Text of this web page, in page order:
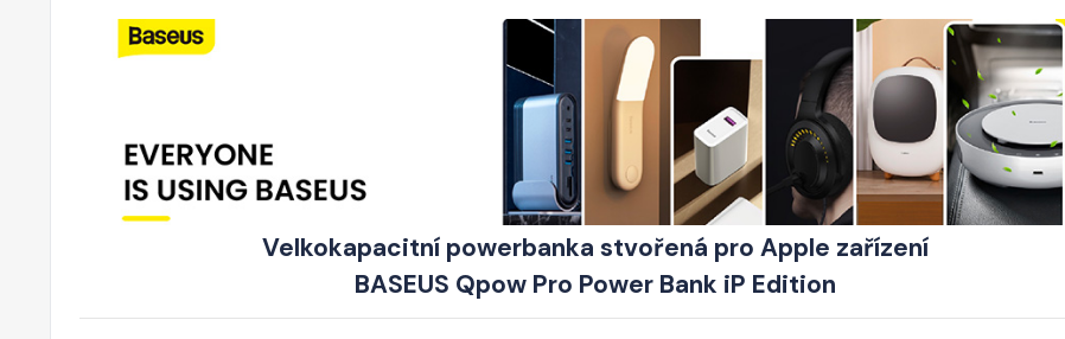
Velkokapacitní powerbanka stvořená pro Apple zařízení
BASEUS Qpow Pro Power Bank iP Edition